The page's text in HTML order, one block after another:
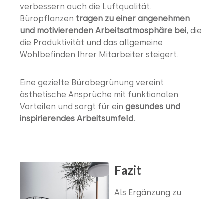
verbessern auch die Luftqualität.
Büropflanzen tragen zu einer angenehmen
und motivierenden Arbeitsatmosphäre bei, die
die Produktivität und das allgemeine
Wohlbefinden Ihrer Mitarbeiter steigert.
Eine gezielte Bürobegrünung vereint
ästhetische Ansprüche mit funktionalen
Vorteilen und sorgt für ein gesundes und
inspirierendes Arbeitsumfeld.
Fazit
Als Ergänzung zu